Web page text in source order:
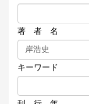
著 者 名
キーワード